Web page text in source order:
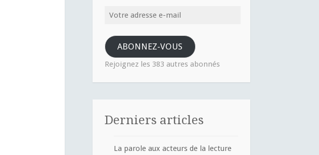
Votre
e-
mailABONNEZ-VOUS
Rejoignez les 383 autres abonnés
Derniers articles
La parole aux acteurs de la lecture